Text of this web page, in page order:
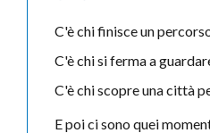
C'è chi finisce un
C'è chi si ferma a
C'è chi scopre una città
E poi ci sono quei